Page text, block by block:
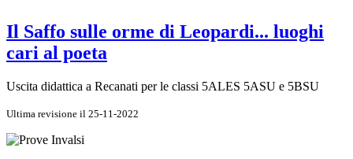
Il Saffo sulle orme di Leopardi... luoghi
cari al poeta
Uscita didattica a Recanati per le classi 5ALES 5ASU e 5BSU
Ultima revisione il 25-11-2022